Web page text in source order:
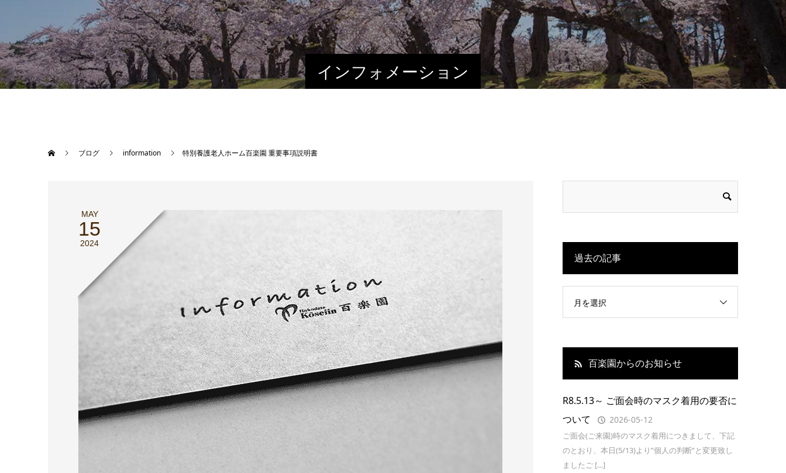
インフォメーション
ブログ information 特別養護老人ホーム百楽園 重要事項説明書
MAY
15
2024
過去の記事
月を選択
百楽園からのお知らせ
R8.5.13～ ご面会時のマスク着用の要否に
ついて
2026-05-12
ご面会(ご来園)時のマスク着用につきまして、下記
のとおり、本日(5/13)より”個人の判断”と変更致し
ましたご […]